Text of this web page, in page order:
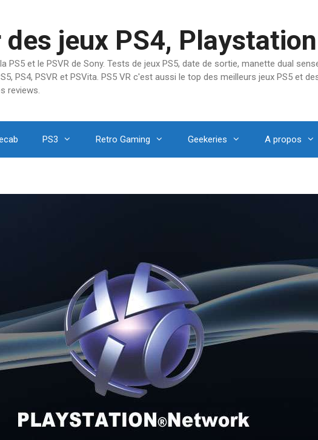
jeux PS4,
PS5 et le PSVR de Sony. Tests de jeux PS5, date de sortie, manette dual
PS4, PSVR et PSVita. PS5 VR c'est aussi le top des meilleurs jeux PS5 et
reviews.
PS3 Retro Gaming Geekeries A propos